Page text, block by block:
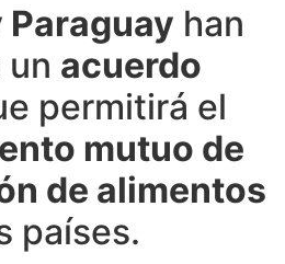
han
acuerdo
permitirá el
mutuo de
de alimentos
países.